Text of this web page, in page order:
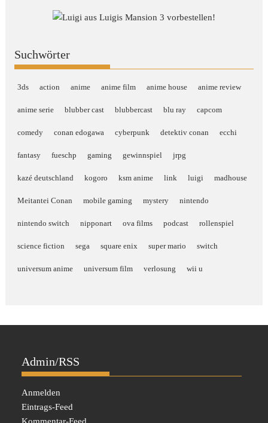
Suchwörter
3ds action anime anime film anime house anime review
anime serie blubber cast blubbercast blu ray capcom
comedy conan edogawa cyberpunk detektiv conan ecchi
fantasy fueschp gaming gewinnspiel jrpg
kazé deutschland kogoro ksm anime link luigi madhouse
Meitantei Conan mobile gaming mystery nintendo
nintendo switch nipponart ova films podcast rollenspiel
science fiction sega square enix super mario switch
universum anime universum film verlosung wii u
Admin/RSS
Anmelden
Eintrags-Feed
Kommentar-Feed